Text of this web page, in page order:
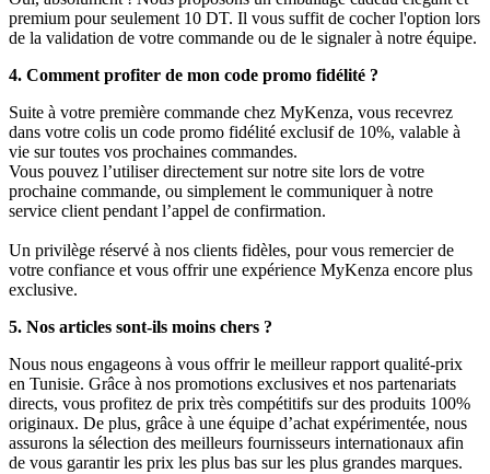
premium pour seulement 10 DT. Il vous suffit de cocher l'option lors
de la validation de votre commande ou de le signaler à notre équipe.
4. Comment profiter de mon code promo fidélité ?
Suite à votre première commande chez MyKenza, vous recevrez
dans votre colis un code promo fidélité exclusif de 10%, valable à
vie sur toutes vos prochaines commandes.
Vous pouvez l’utiliser directement sur notre site lors de votre
prochaine commande, ou simplement le communiquer à notre
service client pendant l’appel de confirmation.
Un privilège réservé à nos clients fidèles, pour vous remercier de
votre confiance et vous offrir une expérience MyKenza encore plus
exclusive.
5. Nos articles sont-ils moins chers ?
Nous nous engageons à vous offrir le meilleur rapport qualité-prix
en Tunisie. Grâce à nos promotions exclusives et nos partenariats
directs, vous profitez de prix très compétitifs sur des produits 100%
originaux. De plus, grâce à une équipe d’achat expérimentée, nous
assurons la sélection des meilleurs fournisseurs internationaux afin
de vous garantir les prix les plus bas sur les plus grandes marques.